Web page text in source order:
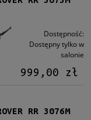
Dostępność:
Dostępny tylko w
salonie
999,00 zł
RR 3076M